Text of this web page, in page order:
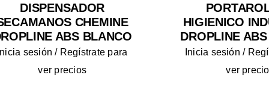
DISPENSADOR
CHEMINE
ABS BLANCO
sesión / Regístrate para
ver precios
HIGIENICO
DROPLINE
Inicia sesión /
ver